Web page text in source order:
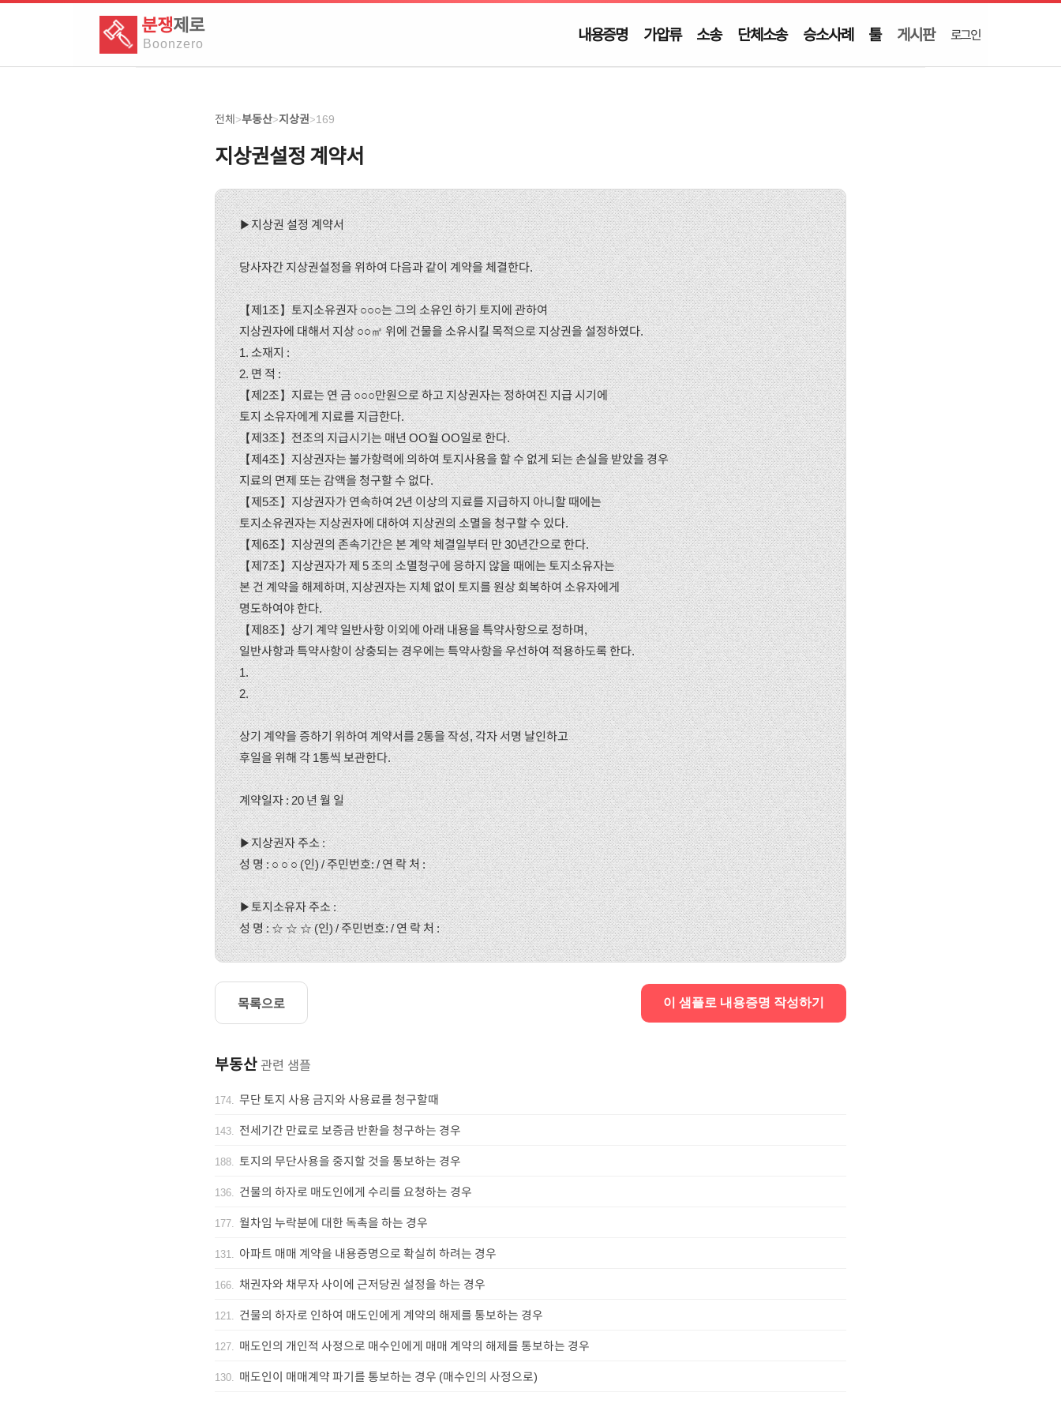
분쟁제로
Boonzero 내용증명 가압류 소송 단체소송 승소사례 툴 게시판 로그인
전체>부동산>지상권>169
지상권설정 계약서
▶지상권 설정 계약서
당사자간 지상권설정을 위하여 다음과 같이 계약을 체결한다.
【제1조】토지소유권자 ○○○는 그의 소유인 하기 토지에 관하여
지상권자에 대해서 지상 ○○㎡ 위에 건물을 소유시킬 목적으로 지상권을 설정하였다.
1. 소재지 :
2. 면 적 :
【제2조】지료는 연 금 ○○○만원으로 하고 지상권자는 정하여진 지급 시기에
토지 소유자에게 지료를 지급한다.
【제3조】전조의 지급시기는 매년 OO월 OO일로 한다.
【제4조】지상권자는 불가항력에 의하여 토지사용을 할 수 없게 되는 손실을 받았을 경우
지료의 면제 또는 감액을 청구할 수 없다.
【제5조】지상권자가 연속하여 2년 이상의 지료를 지급하지 아니할 때에는
토지소유권자는 지상권자에 대하여 지상권의 소멸을 청구할 수 있다.
【제6조】지상권의 존속기간은 본 계약 체결일부터 만 30년간으로 한다.
【제7조】지상권자가 제 5 조의 소멸청구에 응하지 않을 때에는 토지소유자는
본 건 계약을 해제하며, 지상권자는 지체 없이 토지를 원상 회복하여 소유자에게
명도하여야 한다.
【제8조】상기 계약 일반사항 이외에 아래 내용을 특약사항으로 정하며,
일반사항과 특약사항이 상충되는 경우에는 특약사항을 우선하여 적용하도록 한다.
1.
2.
상기 계약을 증하기 위하여 계약서를 2통을 작성, 각자 서명 날인하고
후일을 위해 각 1통씩 보관한다.
계약일자 : 20 년 월 일
▶지상권자 주소 :
성 명 : ○ ○ ○ (인) / 주민번호: / 연 락 처 :
▶토지소유자 주소 :
성 명 : ☆ ☆ ☆ (인) / 주민번호: / 연 락 처 :
목록으로 이 샘플로 내용증명 작성하기
부동산 관련 샘플
174. 무단 토지 사용 금지와 사용료를 청구할때
143. 전세기간 만료로 보증금 반환을 청구하는 경우
188. 토지의 무단사용을 중지할 것을 통보하는 경우
136. 건물의 하자로 매도인에게 수리를 요청하는 경우
177. 월차임 누락분에 대한 독촉을 하는 경우
131. 아파트 매매 계약을 내용증명으로 확실히 하려는 경우
166. 채권자와 채무자 사이에 근저당권 설정을 하는 경우
121. 건물의 하자로 인하여 매도인에게 계약의 해제를 통보하는 경우
127. 매도인의 개인적 사정으로 매수인에게 매매 계약의 해제를 통보하는 경우
130. 매도인이 매매계약 파기를 통보하는 경우 (매수인의 사정으로)